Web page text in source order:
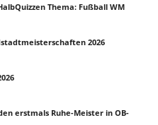
Thema: Fußball WM
2026
erstmals Ruhe-Meister in OB-